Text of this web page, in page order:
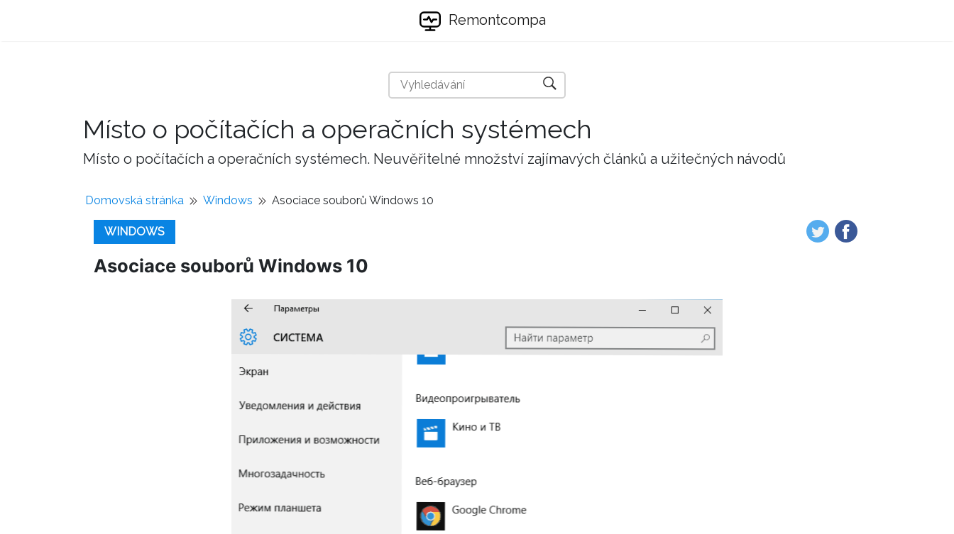
Remontcompa
Místo o počítačích a operačních systémech
Místo o počítačích a operačních systémech. Neuvěřitelné množství zajímavých článků a užitečných návodů
Domovská stránka Windows Asociace souborů Windows 10
WINDOWS
Asociace souborů Windows 10